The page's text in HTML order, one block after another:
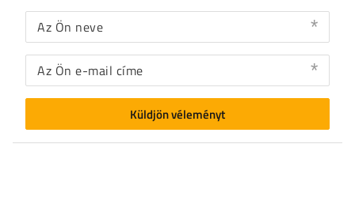
Az Ön neve
Az Ön e-mail címe
Küldjön véleményt